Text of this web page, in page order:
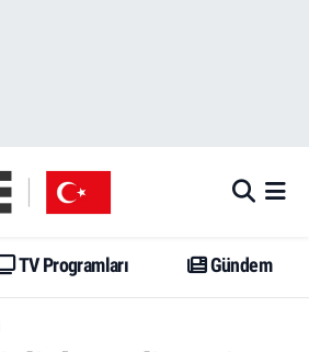
TV Programları Gündem
Vakitleri